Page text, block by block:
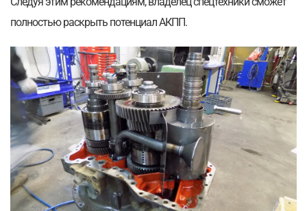
полностью раскрыть потенциал АКПП.